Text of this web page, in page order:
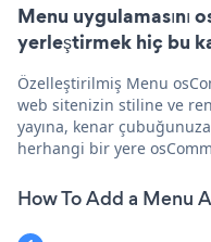
Menu uygulamasını
yerleştirmek hiç bu
Özelleştirilmiş Menu
web sitenizin stiline ve
yayına, kenar
herhangi bir yere
How To Add a Menu